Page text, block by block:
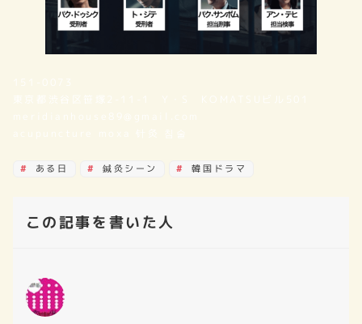
ある日 鍼灸シーン 韓国ドラマ
この記事を書いた人